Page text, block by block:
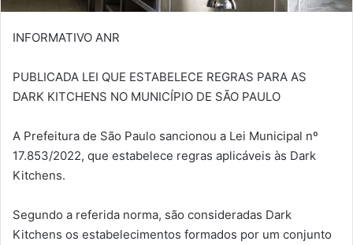
INFORMATIVO ANR
PUBLICADA LEI QUE ESTABELECE REGRAS PARA AS
DARK KITCHENS NO MUNICÍPIO DE SÃO PAULO
A Prefeitura de São Paulo sancionou a Lei Municipal nº
17.853/2022, que estabelece regras aplicáveis às Dark
Kitchens.
Segundo a referida norma, são consideradas Dark
Kitchens os estabelecimentos formados por um conjunto